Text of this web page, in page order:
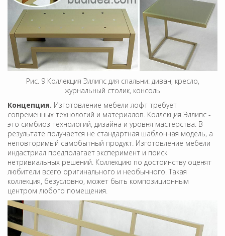
Рис. 9 Коллекция Эллипс для спальни: диван, кресло,
журнальный столик, консоль
Концепция. Изготовление мебели лофт требует
современных технологий и материалов. Коллекция Эллипс -
это симбиоз технологий, дизайна и уровня мастерства. В
результате получается не стандартная шаблонная модель, а
неповторимый самобытный продукт. Изготовление мебели
индастриал предполагает эксперимент и поиск
нетривиальных решений. Коллекцию по достоинству оценят
любители всего оригинального и необычного. Такая
коллекция, безусловно, может быть композиционным
центром любого помещения.